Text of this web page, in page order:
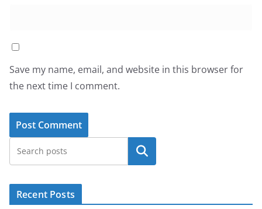
Save my name, email, and website in this browser for
the next time I comment.
Search
Recent Posts